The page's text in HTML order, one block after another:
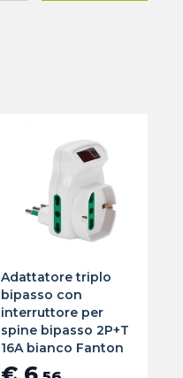
Adattatore triplo
bipasso con
interruttore per
spine bipasso 2P+T
16A bianco Fanton